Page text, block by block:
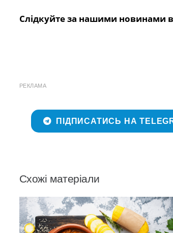
Слідкуйте за нашими новинами
РЕКЛАМА
ПІДПИСАТИСЬ НА
Схожі матеріали